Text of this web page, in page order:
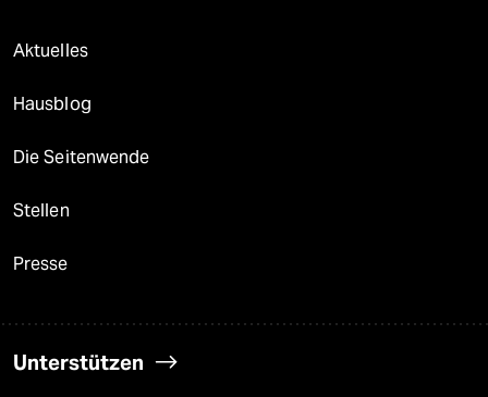
Aktuelles
Hausblog
Die Seitenwende
Stellen
Presse
Unterstützen